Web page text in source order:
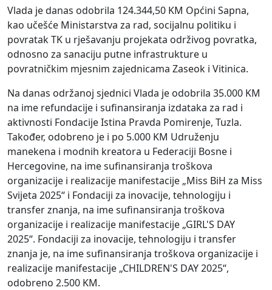
Vlada je danas odobrila 124.344,50 KM Općini Sapna,
kao učešće Ministarstva za rad, socijalnu politiku i
povratak TK u rješavanju projekata održivog povratka,
odnosno za sanaciju putne infrastrukture u
povratničkim mjesnim zajednicama Zaseok i Vitinica.
Na danas održanoj sjednici Vlada je odobrila 35.000 KM
na ime refundacije i sufinansiranja izdataka za rad i
aktivnosti Fondacije Istina Pravda Pomirenje, Tuzla.
Također, odobreno je i po 5.000 KM Udruženju
manekena i modnih kreatora u Federaciji Bosne i
Hercegovine, na ime sufinansiranja troškova
organizacije i realizacije manifestacije „Miss BiH za Miss
Svijeta 2025“ i Fondaciji za inovacije, tehnologiju i
transfer znanja, na ime sufinansiranja troškova
organizacije i realizacije manifestacije „GIRL'S DAY
2025“. Fondaciji za inovacije, tehnologiju i transfer
znanja je, na ime sufinansiranja troškova organizacije i
realizacije manifestacije „CHILDREN'S DAY 2025“,
odobreno 2.500 KM.